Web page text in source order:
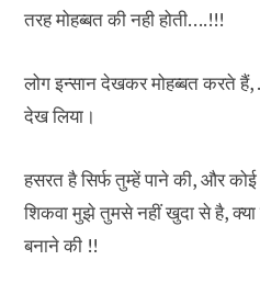
तरह मोहब्बत की नही होती….!!!
लोग इन्सान देखकर मोहब्बत करते हैं,
देख लिया।
हसरत है सिर्फ तुम्हें पाने की, और कोई
शिकवा मुझे तुमसे नहीं खुदा से है,
बनाने की !!